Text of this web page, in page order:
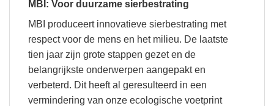
MBI: Voor duurzame sierbestrating
MBI produceert innovatieve sierbestrating met
respect voor de mens en het milieu. De laatste
tien jaar zijn grote stappen gezet en de
belangrijkste onderwerpen aangepakt en
verbeterd. Dit heeft al geresulteerd in een
vermindering van onze ecologische voetprint